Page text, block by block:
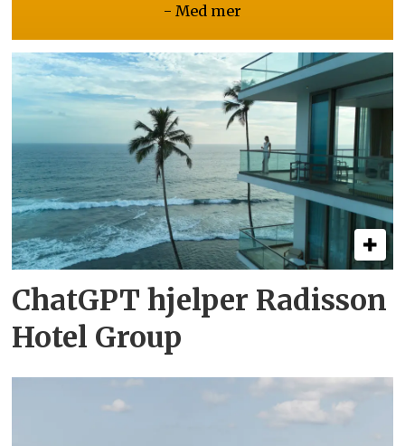
- Med mer
ChatGPT hjelper Radisson
Hotel Group